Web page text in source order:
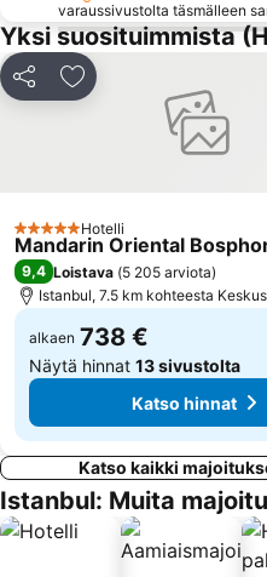
Gayrettepe Subway Station
Bayrampasa
Buyukcekmece
Platform Merter
Basaksehir Fatih Terim Stadium
varaussivustolta täsmälleen
Yksi suosituimmista
Jaa Lisää suosikkeihin
5 Tähtiluokitus
Hotelli
Mandarin Oriental
9,4 Loistava (5 205 arviota)
Istanbul, 7.5 km kohteesta
alkaen 738 €
Näytä hinnat 13 sivustolta
Katso hinnat
Katso kaikki
Istanbul: Muita